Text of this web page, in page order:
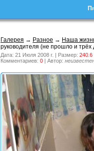
Галерея → Разное → Наша
руководителя (не прошло и трёх
Дата: 21 Июля 2008 г. | Размер: 240.6
Комментариев: 0 | Автор: